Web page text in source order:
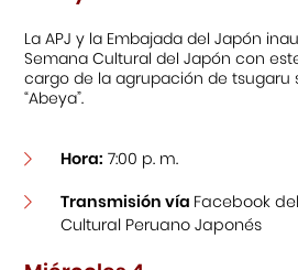
La APJ y la Embajada del Japón
Semana Cultural del Japón con
cargo de la agrupación de tsugaru
“Abeya”.
Hora: 7:00 p. m.
Transmisión vía Facebook
Cultural Peruano Japonés